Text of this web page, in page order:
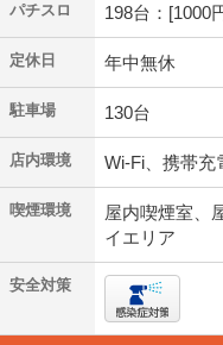
パチスロ 198台：[1000
定休日 年中無休
駐車場 130台
店内環境 Wi-Fi、携帯充
喫煙環境
屋内喫煙室、
イエリア
安全対策